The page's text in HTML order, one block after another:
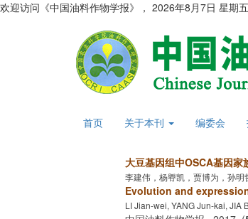
欢迎访问《中国油料作物学报》， 2026年8月7日 星期五
首页 关于本刊 编委会
大豆基因组中OSCA基因家
李建伟，杨臖凯，贾博为，孙
Evolution and
LI Jian-wei, YANG Jun-kai, JIA